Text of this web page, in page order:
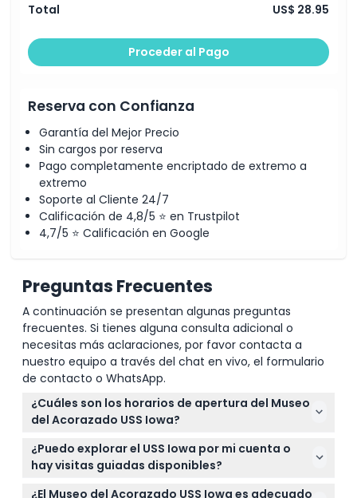
Total US$ 28.95
Proceder al Pago
Reserva con Confianza
Garantía del Mejor Precio
Sin cargos por reserva
Pago completamente encriptado de extremo a
extremo
Soporte al Cliente 24/7
Calificación de 4,8/5 ⭐ en Trustpilot
4,7/5 ⭐ Calificación en Google
Preguntas Frecuentes
A continuación se presentan algunas preguntas
frecuentes. Si tienes alguna consulta adicional o
necesitas más aclaraciones, por favor contacta a
nuestro equipo a través del chat en vivo, el formulario
de contacto o WhatsApp.
¿Cuáles son los horarios de apertura del Museo
del Acorazado USS Iowa?
El museo está abierto todos los días de 10:00 a.m. a
5:00 p.m., con la última entrada a las 4:00 p.m. Está
cerrado el día de Navidad. (sujeto a cambios — por
favor confirme al momento de la reserva)
¿Puedo explorar el USS Iowa por mi cuenta o
hay visitas guiadas disponibles?
Puede disfrutar de una visita autoguiada al USS
¿El Museo del Acorazado USS Iowa es adecuado